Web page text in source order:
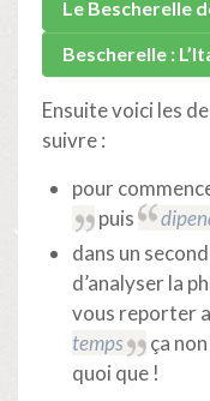
Le Bescherelle
Bescherelle :
Ensuite voici les
suivre :
pour
puis
dans un
d’analyser la
vous reporter
temps
ça
quoi que !